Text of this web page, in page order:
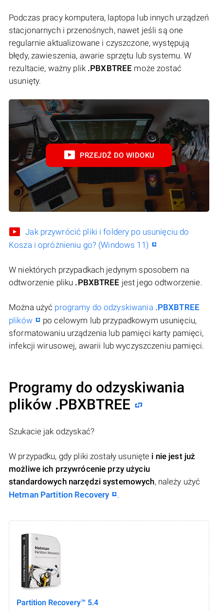
Podczas pracy komputera, laptopa lub innych urządzeń
stacjonarnych i przenośnych, nawet jeśli są one
regularnie aktualizowane i czyszczone, występują
błędy, zawieszenia, awarie sprzętu lub systemu. W
rezultacie, ważny plik .PBXBTREE może zostać
usunięty.
PRZEJDŹ DO WIDOKU
Jak przywrócić pliki i foldery po usunięciu do
Kosza i opróżnieniu go? (Windows 11)
W niektórych przypadkach jedynym sposobem na
odtworzenie pliku .PBXBTREE jest jego odtworzenie.
Można użyć programy do odzyskiwania .PBXBTREE
plików
po celowym lub przypadkowym usunięciu,
sformatowaniu urządzenia lub pamięci karty pamięci,
infekcji wirusowej, awarii lub wyczyszczeniu pamięci.
Programy do odzyskiwania
plików .PBXBTREE
Szukacie jak odzyskać?
W przypadku, gdy pliki zostały usunięte i nie jest już
możliwe ich przywrócenie przy użyciu
standardowych narzędzi systemowych, należy użyć
Hetman Partition Recovery
.
Partition Recovery™ 5.4